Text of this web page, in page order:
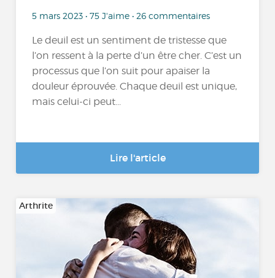
5 mars 2023 • 75 J'aime • 26 commentaires
Le deuil est un sentiment de tristesse que
l’on ressent à la perte d’un être cher. C’est un
processus que l’on suit pour apaiser la
douleur éprouvée. Chaque deuil est unique,
mais celui-ci peut...
Lire l'article
Arthrite